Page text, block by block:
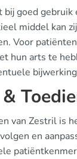
bij goed gebruik
middel kan
Voor
hun arts te
van Zestril is
en